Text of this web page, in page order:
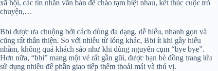
xã hội, các tin nhắn văn bản để chào tạm biệt nhau, kết thúc cuộc trò
chuyện,…
Bbi được ưa chuộng bởi cách dùng đa dạng, dễ hiểu, nhanh gọn và
cũng rất thân thiện. So với nhiều từ lóng khác, Bbi ít khi gây hiểu
nhầm, không quá khách sáo như khi dùng nguyên cụm “bye bye”.
Hơn nữa, “bbi” mang một vẻ rất gần gũi, được bạn bè đồng trang lứa
sử dụng nhiều để phần giao tiếp thêm thoải mái và thú vị.